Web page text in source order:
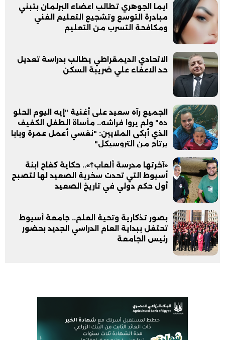
ايما الجوهري تطالب اعضاء البرلمان بتبني
مبادرة التوسع وتشجيع التعليم الفني
ومكافحة التسرب من التعليم
الاتحادي الديمقراطي يطالب بدراسة تعديل
حد الاعفاء علي ضريبة السكن
الجميع رآه سعيد على أغنية "إيه اليوم الحلو
ده" ولم يروا فراشه.. مأساة الطفل الكفيف
الذي أبكى الملايين: "نفسي أعمل عمرة وبابا
يرتاح من التروسيكل"
​«آخرتها مدرسة ألعاب؟».. حكاية كفاح ابنة
أسيوط التي تحدت سخرية الصعيد لها لتصبح
أول حكم دولي في تاريخ الصعيد
بصور تذكارية وتحية العلم.. جامعة أسيوط
تحتفل ببداية العام الدراسي الجديد بحضور
رئيس الجامعة